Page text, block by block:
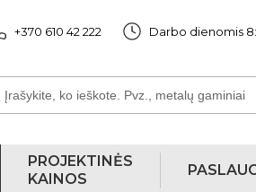
+370 610 42 222 Darbo dienomis
PROJEKTINĖS
KAINOS